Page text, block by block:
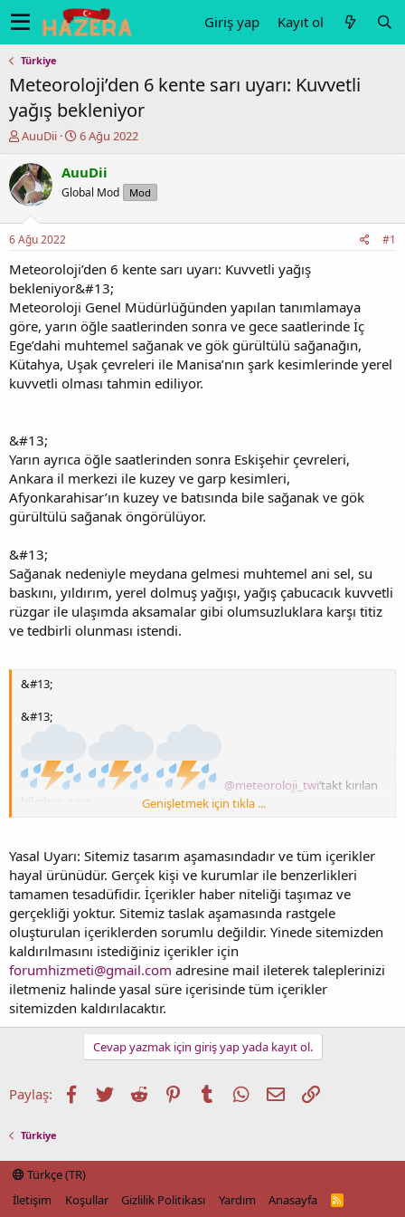
Giriş yap Kayıt ol
Türkiye
Meteoroloji’den 6 kente sarı uyarı: Kuvvetli
yağış bekleniyor
K
n
u
y
b
a
ş
a
t
a
n
AuuDii
B
ş
l
a
ç
t
a
r
i
h
i
6 Ağu 2022
AuuDii
Global Mod Mod
6 Ağu 2022 #1
Meteoroloji’den 6 kente sarı uyarı: Kuvvetli yağış
bekleniyor&#13;
Meteoroloji Genel Müdürlüğünden yapılan tanımlamaya
göre, yarın öğle saatlerinden sonra ve gece saatlerinde İç
Ege’dahi muhtemel sağanak ve gök gürültülü sağanağın,
Kütahya, Uşak çevreleri ile Manisa’nın şark kesimlerinde yerel
kuvvetli olması tahmin ediliyor.
&#13;
Yarın ayrıca öğle saatlerinden sonra Eskişehir çevreleri,
Ankara il merkezi ile kuzey ve garp kesimleri,
Afyonkarahisar’ın kuzey ve batısında bile sağanak ve gök
gürültülü sağanak öngörülüyor.
&#13;
Sağanak nedeniyle meydana gelmesi muhtemel ani sel, su
baskını, yıldırım, yerel dolmuş yağışı, yağış çabucacık kuvvetli
rüzgar ile ulaşımda aksamalar gibi olumsuzluklara karşı titiz
ve tedbirli olunması istendi.
&#13;
&#13;
@meteoroloji_twi’takt kırılan
bilgilere göre,
???? Eskişehir çevreleri, Ankara il merkezi ile kuzey ve garp kesimleri,
Afyonkarahisar’ın kuzey ve batısında yerel kuvvetli yağış bekleniyor.
pic.twitter.com/5XyuMB47gR
&#13;
— AFAD (@AFADBaskanlik)August 5, 2022
Genişletmek için tıkla ...
Yasal Uyarı: Sitemiz tasarım aşamasındadır ve tüm içerikler
hayal ürünüdür. Gerçek kişi ve kurumlar ile benzerlikleri
tamamen tesadüfidir. İçerikler haber niteliği taşımaz ve
gerçekliği yoktur. Sitemiz taslak aşamasında rastgele
oluşturulan içeriklerden sorumlu değildir. Yinede sitemizden
kaldırılmasını istediğiniz içerikler için
forumhizmeti@gmail.com adresine mail ileterek taleplerinizi
iletmeniz halinde yasal süre içerisinde tüm içerikler
sitemizden kaldırılacaktır.
Cevap yazmak için giriş yap yada kayıt ol.
Paylaş: Facebook
TwitterReddit PinterestTumblrWhatsApp
E-postaLink
Türkiye
Türkçe (TR)
İletişim
Koşullar Gizlilik Politikası Yardım Anasayfa
R